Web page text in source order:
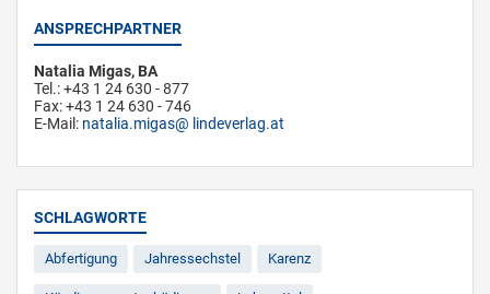
ANSPRECHPARTNER
Natalia Migas, BA
Tel.: +43 1 24 630 - 877
Fax: +43 1 24 630 - 746
E-Mail: natalia.migas lindeverlag.at
SCHLAGWORTE
Abfertigung Jahressechstel Karenz